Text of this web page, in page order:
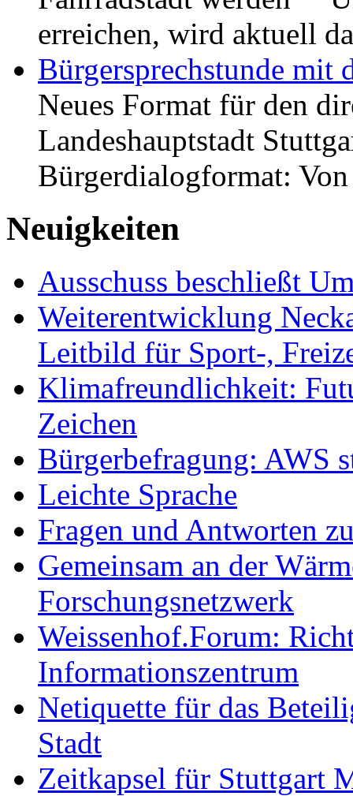
erreichen, wird aktuell
Bürgersprechstunde mit
Neues Format für den
Landeshauptstadt
Bürgerdialogformat:
Neuigkeiten
Ausschuss beschließt
Weiterentwicklung
Leitbild für Sport-,
Klimafreundlichkeit:
Zeichen
Bürgerbefragung: AWS
Leichte Sprache
Fragen und Antworten
Gemeinsam an der
Forschungsnetzwerk
Weissenhof.Forum:
Informationszentrum
Netiquette für das
Stadt
Zeitkapsel für Stuttgart